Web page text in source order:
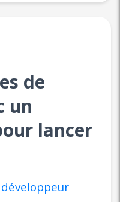
de
un
lancer